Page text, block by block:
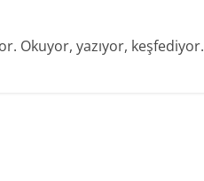
Okuyor, yazıyor, keşfediyor.